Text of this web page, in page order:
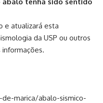
e atualizará esta
da USP ou outros
marica/abalo-sismico-